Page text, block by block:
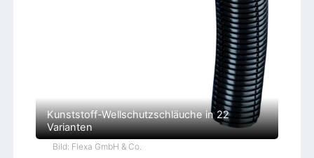
Kunststoff-Wellschutzschläuche in 22
Varianten
Bild: Flexa GmbH & Co.